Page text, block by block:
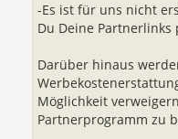
-Es ist für uns nicht
Du Deine Partnerlinks
Darüber hinaus
Möglichkeit
Partnerprogramm zu